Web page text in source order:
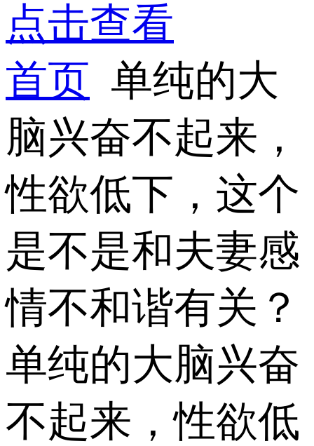
点击查看
首页 单纯的大
脑兴奋不起来，
性欲低下，这个
是不是和夫妻感
情不和谐有关？
单纯的大脑兴奋
不起来，性欲低